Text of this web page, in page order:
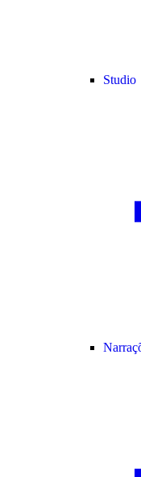
Studio